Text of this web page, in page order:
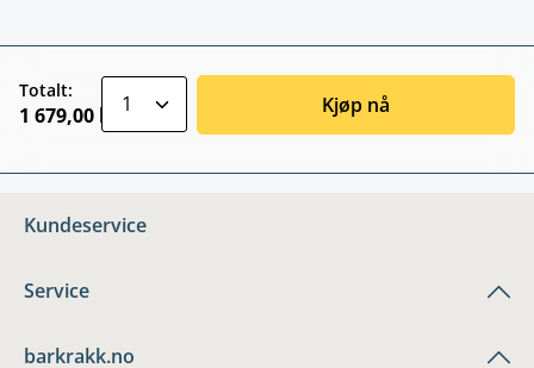
Totalt:
1 679,00 kr Kjøp nå
Kundeservice
Service
barkrakk.no